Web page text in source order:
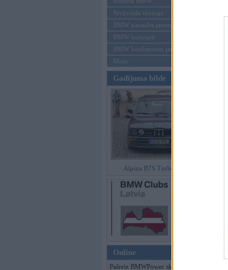
Sērijveida tūnings
BMW pasaules jaunumi
BMW koncepti
BMW konkurentu jaunumi
Moto
Gadījuma bilde
Alpina B7S Turbo (E12)
Online
Pašreiz BMWPower skatās 86 viesi